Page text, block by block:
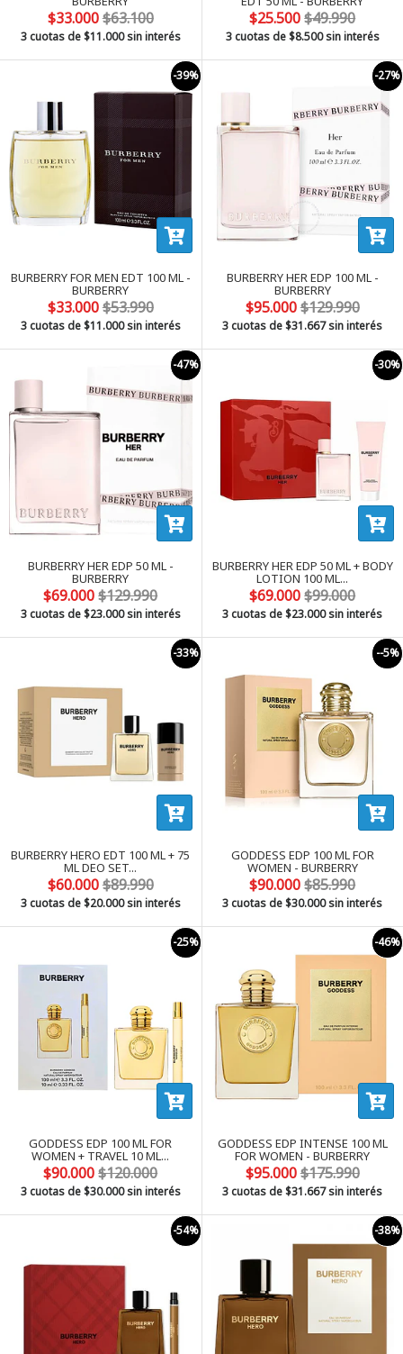
$33.000$63.100
3 cuotas de$11.000sin interés
$25.500$49.990
3 cuotas de$8.500sin interés
-39%
BURBERRY FOR MEN EDT 100 ML -
BURBERRY
$33.000$53.990
3 cuotas de$11.000sin interés
-27%
BURBERRY HER EDP 100 ML -
BURBERRY
$95.000$129.990
3 cuotas de$31.667sin interés
-47%
BURBERRY HER EDP 50 ML -
BURBERRY
$69.000$129.990
3 cuotas de$23.000sin interés
-30%
BURBERRY HER EDP 50 ML + BODY
LOTION 100 ML...
$69.000$99.000
3 cuotas de$23.000sin interés
-33%
BURBERRY HERO EDT 100 ML + 75
ML DEO SET...
$60.000$89.990
3 cuotas de$20.000sin interés
--5%
GODDESS EDP 100 ML FOR
WOMEN - BURBERRY
$90.000$85.990
3 cuotas de$30.000sin interés
-25%
GODDESS EDP 100 ML FOR
WOMEN + TRAVEL 10 ML...
$90.000$120.000
3 cuotas de$30.000sin interés
-46%
GODDESS EDP INTENSE 100 ML
FOR WOMEN - BURBERRY
$95.000$175.990
3 cuotas de$31.667sin interés
-54% -38%